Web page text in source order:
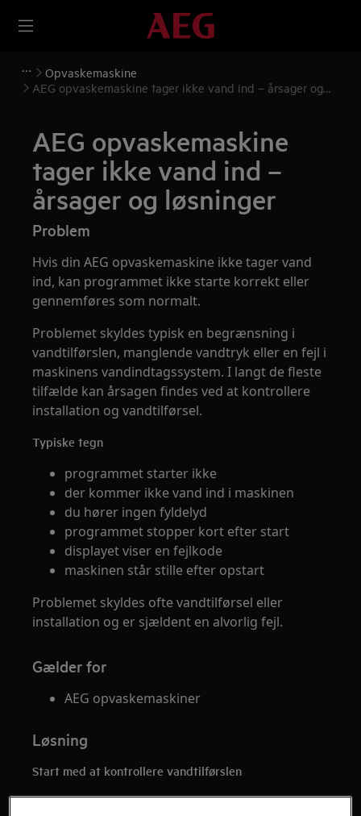
Opvaskemaskine
AEG opvaskemaskine tager ikke vand ind – årsager og
AEG opvaskemaskine
tager ikke vand ind –
årsager og løsninger
Problem
Hvis din AEG opvaskemaskine ikke tager vand
ind, kan programmet ikke starte korrekt eller
gennemføres som normalt.
Problemet skyldes typisk en begrænsning i
vandtilførslen, manglende vandtryk eller en fejl i
maskinens vandindtagssystem. I langt de fleste
tilfælde kan årsagen findes ved at kontrollere
installation og vandtilførsel.
Typiske tegn
programmet starter ikke
der kommer ikke vand ind i maskinen
du hører ingen fyldelyd
programmet stopper kort efter start
displayet viser en fejlkode
maskinen står stille efter opstart
Problemet skyldes ofte vandtilførsel eller
installation og er sjældent en alvorlig fejl.
Gælder for
AEG opvaskemaskiner
Løsning
Start med at kontrollere vandtilførslen
Hvis opvaskemaskinen ikke får den nødvendige